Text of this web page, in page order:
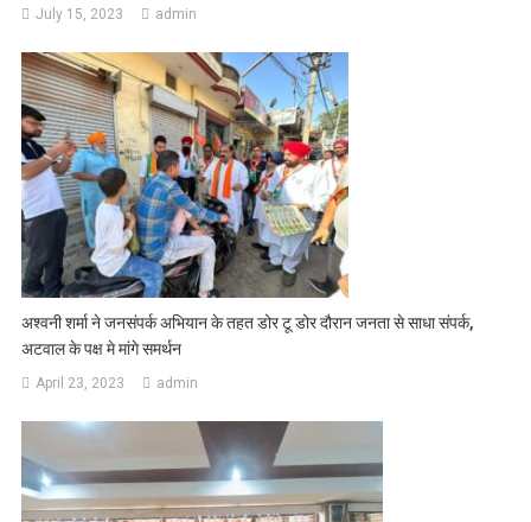
July 15, 2023 admin
अश्वनी शर्मा ने जनसंपर्क अभियान के तहत डोर टू डोर दौरान जनता से साधा संपर्क,
अटवाल के पक्ष मे मांगे समर्थन
April 23, 2023 admin